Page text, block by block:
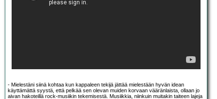
- Mielestäni siinä kohtaa kun kappaleen tekijä jättää mielestään hyvän idean
käyttämättä syystä, että pelkää sen olevan muiden korvaan vääränlaista, ollaan jo
aivan hakoteillä rock-musiikin tekemisestä. Musiikkia, niinkuin muitakin taiteen lajeja